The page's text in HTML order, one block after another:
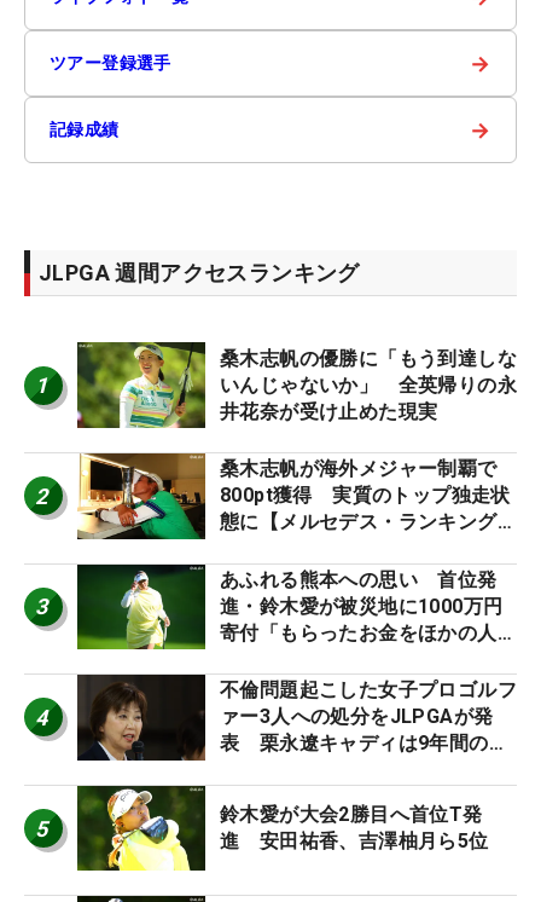
ツアー登録選手 →
記録成績 →
JLPGA 週間アクセスランキング
1
桑木志帆の優勝に「もう到達しな
いんじゃないか」 全英帰りの永
井花奈が受け止めた現実
2
桑木志帆が海外メジャー制覇で
800pt獲得 実質のトップ独走状
態に【メルセデス・ランキング番
3
あふれる熊本への思い 首位発
進・鈴木愛が被災地に1000万円
寄付「もらったお金をほかの人
4
不倫問題起こした女子プロゴルフ
ァー3人への処分をJLPGAが発
表 栗永遼キャディは9年間の立
5
鈴木愛が大会2勝目へ首位T発
進 安田祐香、吉澤柚月ら5位